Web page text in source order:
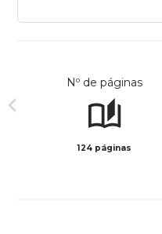
Nº de páginas
124 páginas